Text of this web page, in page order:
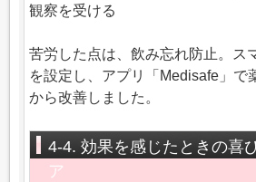
観察を受ける
苦労した点は、飲み忘れ防止。ス
を設定し、アプリ「Medisafe」で
から改善しました。
4-4. 効果を感じたときの喜
ア